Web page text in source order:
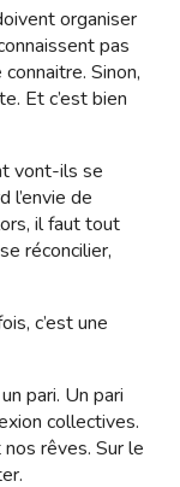
organiser
pas
Sinon,
Et c’est bien
vont-ils se
l’envie de
il faut tout
réconcilier,
c’est une
pari. Un pari
collectives.
rêves. Sur le